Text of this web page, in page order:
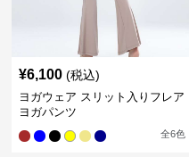
¥6,100 (税込)
ヨガウェア スリット入りフレア
ヨガパンツ
全6色